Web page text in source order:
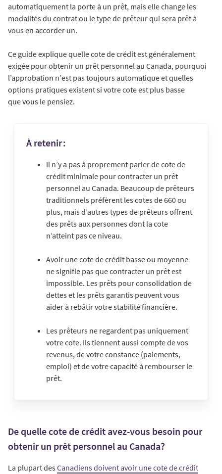
automatiquement la porte à un prêt, mais elle change les
modalités du contrat ou le type de prêteur qui sera prêt à
vous en accorder un.
Ce guide explique quelle cote de crédit est généralement
exigée pour obtenir un prêt personnel au Canada, pourquoi
l’approbation n’est pas toujours automatique et quelles
options pratiques existent si votre cote est plus basse
que vous le pensiez.
À retenir :
Il n’y a pas à proprement parler de cote de
crédit minimale pour contracter un prêt
personnel au Canada. Beaucoup de prêteurs
traditionnels préfèrent les cotes de 660 ou
plus, mais d’autres types de prêteurs offrent
des prêts aux personnes dont la cote
n’atteint pas ce niveau.
Avoir une cote de crédit basse ou moyenne
ne signifie pas que contracter un prêt est
impossible. Les prêts pour consolidation de
dettes et les prêts garantis peuvent vous
aider à rebâtir votre stabilité financière.
Les prêteurs ne regardent pas uniquement
votre cote. Ils tiennent aussi compte de vos
revenus, de votre constance (paiements,
emploi) et de votre capacité à rembourser le
prêt.
De quelle cote de crédit avez-vous besoin pour
obtenir un prêt personnel au Canada?
La plupart desCanadiens doivent avoir une cote de crédit